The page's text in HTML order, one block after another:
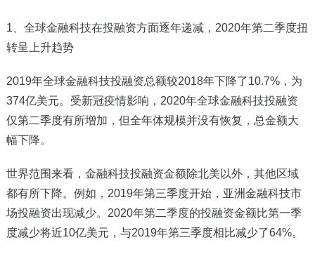
1 、全球金融科技在投融资方面逐年递减，2020年第二季度扭
转呈上升趋势
2019年全球金融科技投融资总额较2018年下降了10.7%，为
374亿美元。受新冠疫情影响，2020年全球金融科技投融资
仅第二季度有所增加，但全年体规模并没有恢复，总金额大
幅下降。
世界范围来看，金融科技投融资金额除北美以外，其他区域
都有所下降。例如，2019年第三季度开始，亚洲金融科技市
场投融资出现减少。2020年第二季度的投融资金额比第一季
度减少将近10亿美元，与2019年第三季度相比减少了64%。